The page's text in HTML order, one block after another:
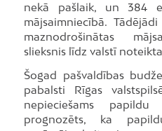
nekā pašlaik, un 384
mājsaimniecībā.
maznodrošinātas
slieksnis līdz valstī
Šogad pašvaldības
pabalsti Rīgas
nepieciešams
prognozēts, ka